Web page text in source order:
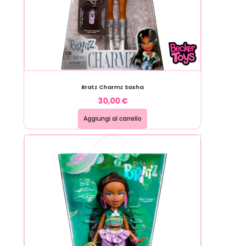
Bratz Charmz Sasha
30,00€
Aggiungi al carrello